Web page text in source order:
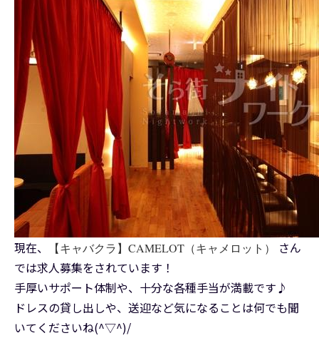
現在、 【キャバクラ】CAMELOT（キャメロット）
さん
では求人募集をされています！
手厚いサポート体制や、十分な各種手当が満載です♪
ドレスの貸し出しや、送迎など気になることは何でも聞
いてくださいね(^▽^)/